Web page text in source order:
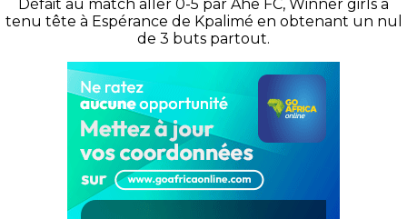
Défait au match aller 0-5 par Ahe FC, Winner girls a
tenu tête à Espérance de Kpalimé en obtenant un nul
de 3 buts partout.